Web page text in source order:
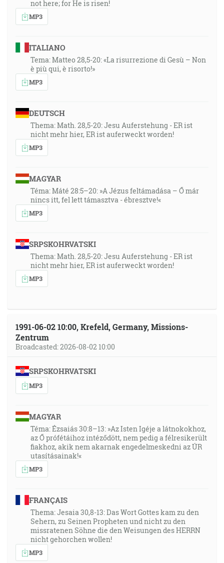
not here; for He is risen!
MP3
ITALIANO
Tema: Matteo 28,5-20: «La risurrezione di Gesù – Non
è più qui, è risorto!»
MP3
DEUTSCH
Thema: Math. 28,5-20: Jesu Auferstehung - ER ist
nicht mehr hier, ER ist auferweckt worden!
MP3
MAGYAR
Téma: Máté 28:5–20: »A Jézus feltámadása – Ő már
nincs itt, fel lett támasztva - ébresztve!«
MP3
SRPSKOHRVATSKI
Thema: Math. 28,5-20: Jesu Auferstehung - ER ist
nicht mehr hier, ER ist auferweckt worden!
MP3
1991-06-02 10:00, Krefeld, Germany, Missions-
Zentrum
Broadcasted: 2026-08-02 10:00
SRPSKOHRVATSKI
MP3
MAGYAR
Téma: Ézsaiás 30:8–13: »Az Isten Igéje a látnokokhoz,
az Ő prófétáihoz intéződött, nem pedig a félresikerült
fiakhoz, akik nem akarnak engedelmeskedni az ÚR
utasításainak!«
MP3
FRANÇAIS
Thema: Jesaia 30,8-13: Das Wort Gottes kam zu den
Sehern, zu Seinen Propheten und nicht zu den
missratenen Söhne die den Weisungen des HERRN
nicht gehorchen wollen!
MP3